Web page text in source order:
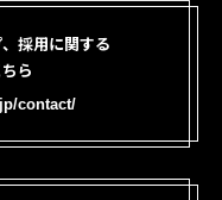
採用に関する
ら
contact/